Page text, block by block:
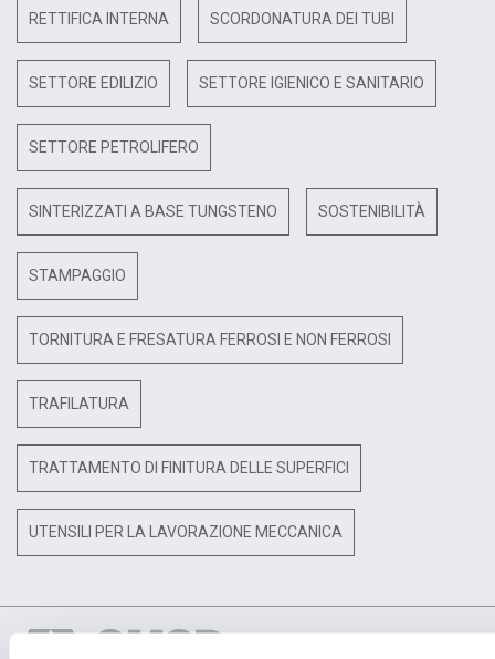
RETTIFICA INTERNA SCORDONATURA DEI TUBI
SETTORE EDILIZIO SETTORE IGIENICO E SANITARIO
SETTORE PETROLIFERO
SINTERIZZATI A BASE TUNGSTENO SOSTENIBILITÀ
STAMPAGGIO
TORNITURA E FRESATURA FERROSI E NON FERROSI
TRAFILATURA
TRATTAMENTO DI FINITURA DELLE SUPERFICI
UTENSILI PER LA LAVORAZIONE MECCANICA